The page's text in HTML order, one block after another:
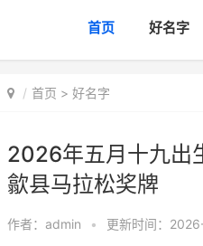
首页 好名字
首页 > 好名字
2026年五月十九出
歙县马拉松奖牌
作者： admin • 更新时间：